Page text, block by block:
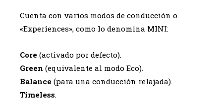
Cuenta con varios modos de conducción o
«Experiences», como lo denomina MINI:
Core (activado por defecto).
Green (equivalente al modo Eco).
Balance (para una conducción relajada).
Timeless.